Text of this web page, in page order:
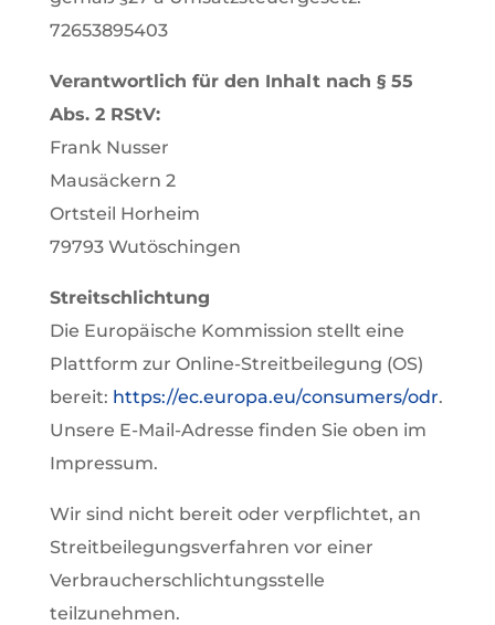
72653895403
Verantwortlich für den Inhalt nach § 55
Abs. 2 RStV:
Frank Nusser
Mausäckern 2
Ortsteil Horheim
79793 Wutöschingen
Streitschlichtung
Die Europäische Kommission stellt eine
Plattform zur Online-Streitbeilegung (OS)
bereit: https://ec.europa.eu/consumers/odr.
Unsere E-Mail-Adresse finden Sie oben im
Impressum.
Wir sind nicht bereit oder verpflichtet, an
Streitbeilegungsverfahren vor einer
Verbraucherschlichtungsstelle
teilzunehmen.